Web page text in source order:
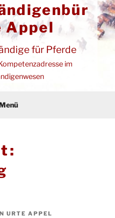
Appel
für Pferde
im
URTE APPEL